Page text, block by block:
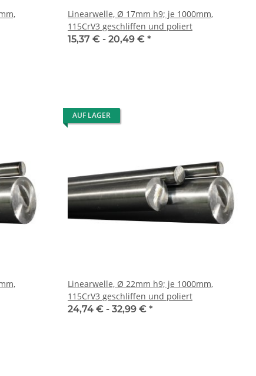
Linearwelle, Ø 17mm h9; je 1000mm,
115CrV3 geschliffen und poliert
15,37 € - 20,49 € *
AUF LAGER
Linearwelle, Ø 22mm h9; je 1000mm,
115CrV3 geschliffen und poliert
24,74 € - 32,99 € *